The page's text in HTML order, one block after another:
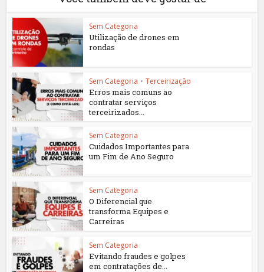
Sem Categoria
Utilização de drones em
rondas
Sem Categoria • Terceirização
Erros mais comuns ao
contratar serviços
terceirizados...
Sem Categoria
Cuidados Importantes para
um Fim de Ano Seguro
Sem Categoria
O Diferencial que
transforma Equipes e
Carreiras
Sem Categoria
Evitando fraudes e golpes
em contratações de...